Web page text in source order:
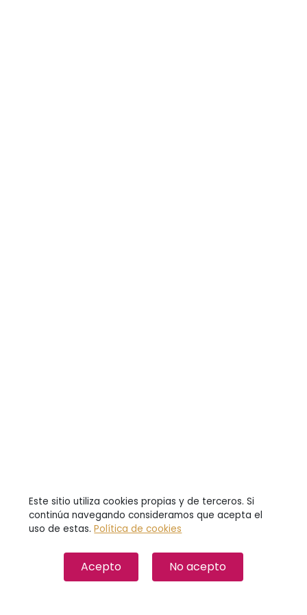
Este sitio utiliza cookies propias y de terceros. Si
continúa navegando consideramos que acepta el
uso de estas.Política de cookies
Acepto No acepto